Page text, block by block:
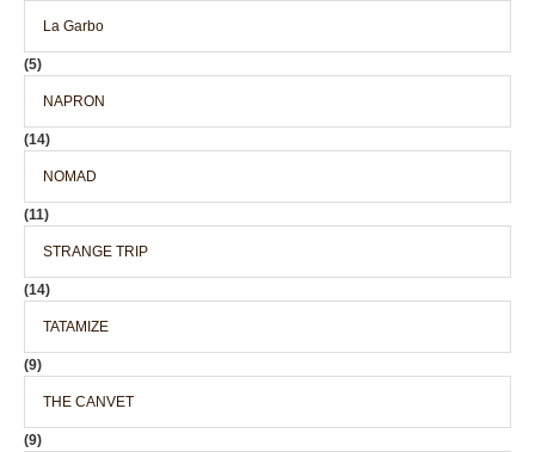
La Garbo
(5)
NAPRON
(14)
NOMAD
(11)
STRANGE TRIP
(14)
TATAMIZE
(9)
THE CANVET
(9)